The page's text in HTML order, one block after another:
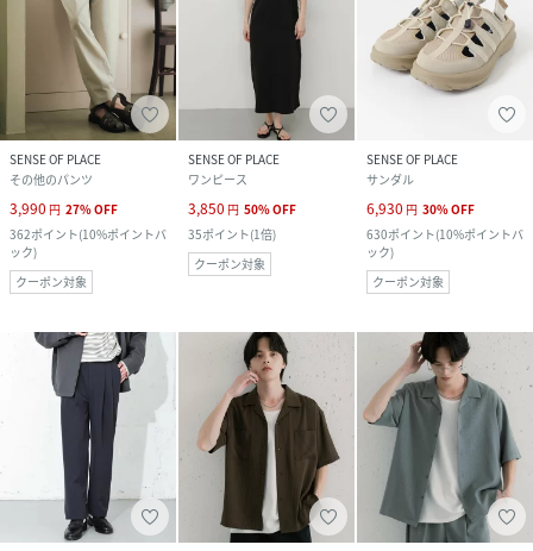
SENSE OF PLACE
その他のパンツ
3,990 円 27%OFF
362ポイント(10%ポイントバ
ック)
クーポン対象
SENSE OF PLACE
ワンピース
3,850 円 50%OFF
35ポイント(1倍)
クーポン対象
SENSE OF PLACE
サンダル
6,930 円 30%OFF
630ポイント(10%ポイントバ
ック)
クーポン対象